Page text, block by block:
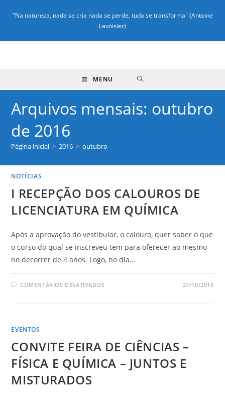
"Na natureza, nada se cria nada se perde, tudo se transforma" (Antoine
Lavoisier)
MENU
Arquivos mensais: outubro
de 2016
Página inicial > 2016 > outubro
NOTÍCIAS
I RECEPÇÃO DOS CALOUROS DE
LICENCIATURA EM QUÍMICA
Após a aprovação do vestibular, o calouro, quer saber o que
o curso do qual se inscreveu tem para oferecer ao mesmo
no decorrer de 4 anos. Logo, no dia…
COMENTÁRIOS DESATIVADOS 27/10/2016
EVENTOS
CONVITE FEIRA DE CIÊNCIAS –
FÍSICA E QUÍMICA – JUNTOS E
MISTURADOS